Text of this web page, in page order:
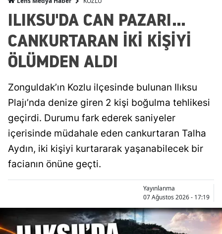
ILIKSU'DA CAN PAZARI...
CANKURTARAN İKİ KİŞİYİ
ÖLÜMDEN ALDI
Zonguldak’ın Kozlu ilçesinde bulunan Ilıksu
Plajı’nda denize giren 2 kişi boğulma tehlikesi
geçirdi. Durumu fark ederek saniyeler
içerisinde müdahale eden cankurtaran Talha
Aydın, iki kişiyi kurtararak yaşanabilecek bir
facianın önüne geçti.
Yayınlanma
07 Ağustos 2026 - 17:19